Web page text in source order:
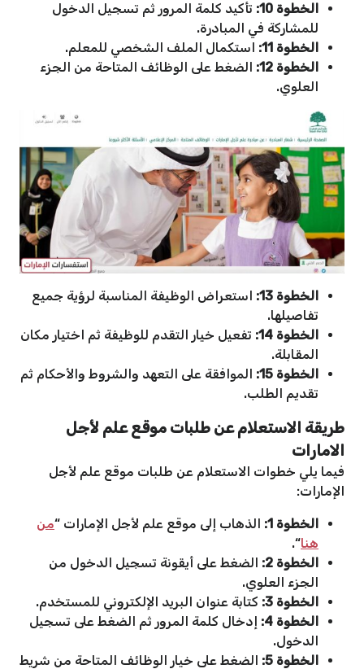
الخطوة 10:
تأكيد كلمة المرور ثم تسجيل الدخول
للمشاركة في المبادرة.
الخطوة 11:
استكمال الملف الشخصي للمعلم.
الخطوة 12:
الضغط على الوظائف المتاحة من الجزء
العلوي.
الخطوة 13:
استعراض الوظيفة المناسبة لرؤية جميع
تفاصيلها.
الخطوة 14:
تفعيل خيار التقدم للوظيفة ثم اختيار مكان
المقابلة.
الخطوة 15:
الموافقة على التعهد والشروط والأحكام ثم
تقديم الطلب.
طريقة الاستعلام عن طلبات موقع علم لأجل
الامارات
فيما يلي خطوات الاستعلام عن طلبات موقع علم لأجل
الإمارات:
الخطوة 1: الذهاب إلى موقع علم لأجل الإمارات “من
هنا“.
الخطوة 2:
الضغط على أيقونة تسجيل الدخول من
الجزء العلوي.
الخطوة 3:
كتابة عنوان البريد الإلكتروني للمستخدم.
الخطوة 4:
إدخال كلمة المرور ثم الضغط على تسجيل
الدخول.
الخطوة 5:
الضغط على خيار الوظائف المتاحة من شريط